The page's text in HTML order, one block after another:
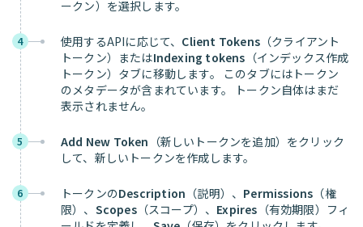
ークン）を選択します。
4 使用するAPIに応じて、 Client Tokens （クライアント
トークン）またはIndexing tokens （インデックス作成
トークン）タブに移動します。 このタブにはトークン
のメタデータが含まれています。 トークン自体はまだ
表示されません。
5 Add New Token （新しいトークンを追加）をクリック
して、新しいトークンを作成します。
6 トークンのDescription （説明）、 Permissions （権
限）、 Scopes（スコープ）、 Expires （有効期限）フィ